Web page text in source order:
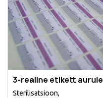
3-realine etikett aurule
Sterilisatsioon,